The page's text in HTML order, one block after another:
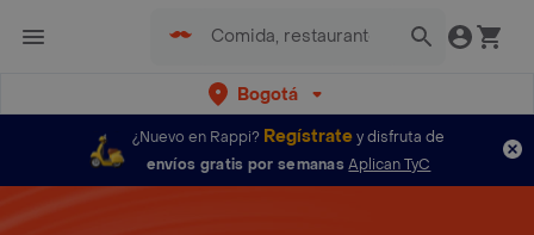
Bogotá
¿Nuevo en Rappi? Regístratey disfruta de
envíos gratis por semanas Aplican TyC